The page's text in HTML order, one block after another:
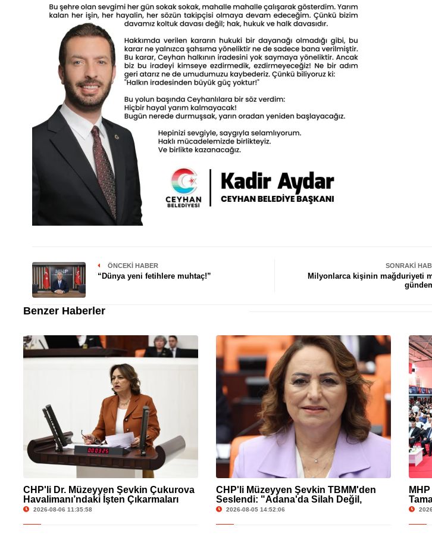
ÖNCEKI HABER
“Dünya yeni fetihlere muhtaç!”
SONRAKI
Milyonlarca kişinin mağduriyeti
Benzer Haberler
CHP'li Dr. Müzeyyen Şevkin Çukurova
Havalimanı’ndaki İşten Çıkarmaları
TBMM’ye Taşıdı
2026-08-06 11:35:58
CHP'li Müzeyyen Şevkin TBMM'den
Seslendi: "Adana'da Silah Değil,
Yaşam Hakkı Korunmalı!"
2026-08-05 14:52:06